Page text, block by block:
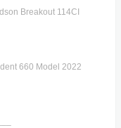
Breakout 114CI
660 Model 2022